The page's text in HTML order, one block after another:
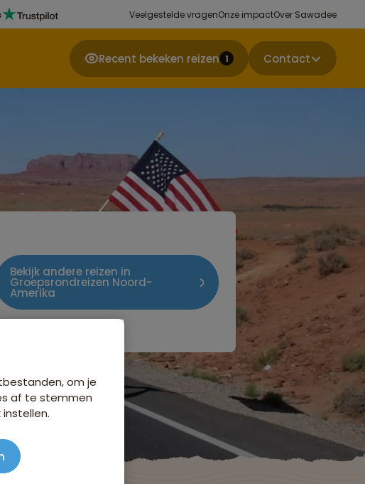
Veelgestelde vragenOnze impactOver Sawadee
Recent bekeken reizen 1 Contact
Bekijk andere reizen in
Groepsrondreizen Noord-
Amerika
om je
af te stemmen